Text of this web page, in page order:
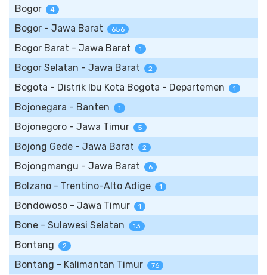
Bogor 4
Bogor - Jawa Barat 656
Bogor Barat - Jawa Barat 1
Bogor Selatan - Jawa Barat 2
Bogota - Distrik Ibu Kota Bogota - Departemen 1
Bojonegara - Banten 1
Bojonegoro - Jawa Timur 5
Bojong Gede - Jawa Barat 2
Bojongmangu - Jawa Barat 6
Bolzano - Trentino-Alto Adige 1
Bondowoso - Jawa Timur 1
Bone - Sulawesi Selatan 13
Bontang 2
Bontang - Kalimantan Timur 76